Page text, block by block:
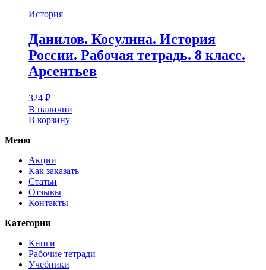
История
Данилов. Косулина. История
России. Рабочая тетрадь. 8 класс.
Арсентьев
324 ₽
В наличии
В корзину
Меню
Акции
Как заказать
Статьи
Отзывы
Контакты
Категории
Книги
Рабочие тетради
Учебники